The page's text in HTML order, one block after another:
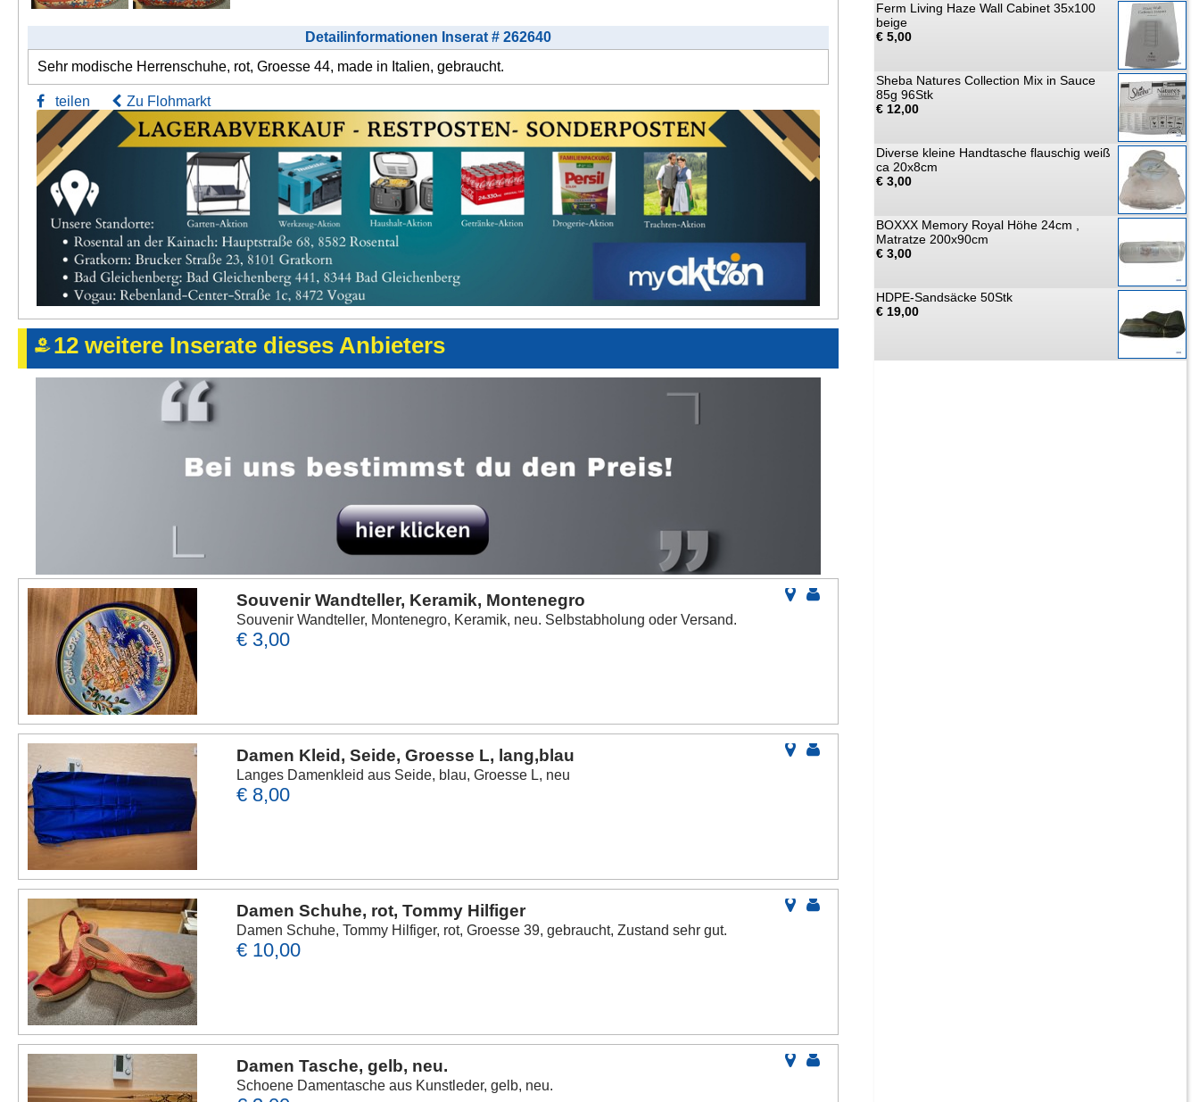
Ferm Living Haze Wall Cabinet 35x100
beige
€ 5,00
Sheba Natures Collection Mix in Sauce
85g 96Stk
€ 12,00
Diverse kleine Handtasche flauschig weiß
ca 20x8cm
€ 3,00
BOXXX Memory Royal Höhe 24cm ,
Matratze 200x90cm
€ 3,00
HDPE-Sandsäcke 50Stk
€ 19,00
Detailinformationen Inserat # 262640
Sehr modische Herrenschuhe, rot, Groesse 44, made in Italien, gebraucht.
teilen Zu Flohmarkt
12 weitere Inserate dieses Anbieters
Souvenir Wandteller, Keramik, Montenegro
Souvenir Wandteller, Montenegro, Keramik, neu. Selbstabholung oder Versand.
€ 3,00
Damen Kleid, Seide, Groesse L, lang,blau
Langes Damenkleid aus Seide, blau, Groesse L, neu
€ 8,00
Damen Schuhe, rot, Tommy Hilfiger
Damen Schuhe, Tommy Hilfiger, rot, Groesse 39, gebraucht, Zustand sehr gut.
€ 10,00
Damen Tasche, gelb, neu.
Schoene Damentasche aus Kunstleder, gelb, neu.